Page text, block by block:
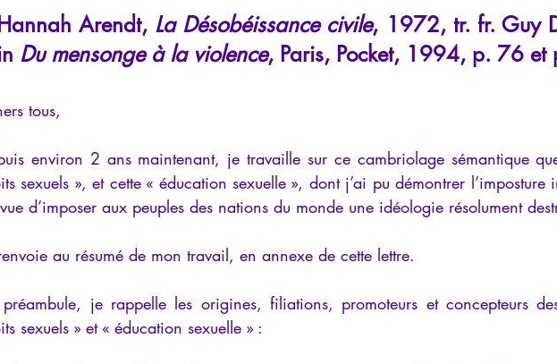
Arendt, La Désobéissance civile, 1972, tr. fr. Guy
Du mensonge à la violence, Paris, Pocket, 1994, p. 76 et
tous,
environ 2 ans maintenant, je travaille sur ce cambriolage sémantique
sexuels », et cette « éducation sexuelle », dont j’ai pu démontrer l’imposture
d’imposer aux peuples des nations du monde une idéologie résolument
au résumé de mon travail, en annexe de cette lettre.
je rappelle les origines, filiations, promoteurs et concepteurs
sexuels » et « éducation sexuelle » :